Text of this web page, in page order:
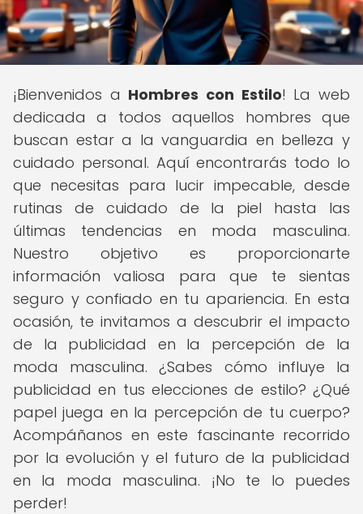
¡Bienvenidos a Hombres con Estilo! La web
dedicada a todos aquellos hombres que
buscan estar a la vanguardia en belleza y
cuidado personal. Aquí encontrarás todo lo
que necesitas para lucir impecable, desde
rutinas de cuidado de la piel hasta las
últimas tendencias en moda masculina.
Nuestro objetivo es proporcionarte
información valiosa para que te sientas
seguro y confiado en tu apariencia. En esta
ocasión, te invitamos a descubrir el impacto
de la publicidad en la percepción de la
moda masculina. ¿Sabes cómo influye la
publicidad en tus elecciones de estilo? ¿Qué
papel juega en la percepción de tu cuerpo?
Acompáñanos en este fascinante recorrido
por la evolución y el futuro de la publicidad
en la moda masculina. ¡No te lo puedes
perder!